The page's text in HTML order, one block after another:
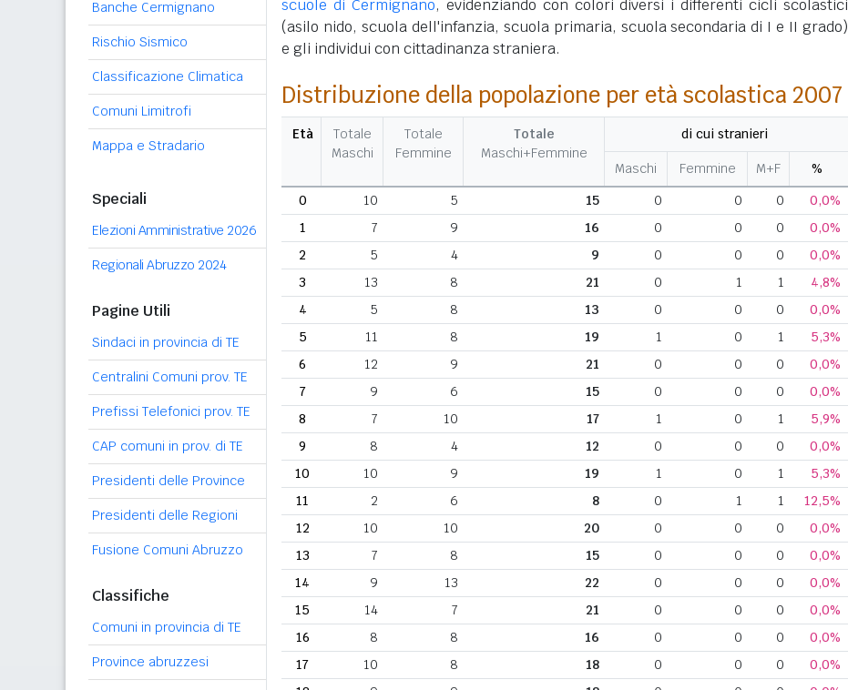
Banche Cermignano
Rischio Sismico
Classificazione Climatica
Comuni Limitrofi
Mappa e Stradario
Speciali
Elezioni Amministrative 2026
Regionali Abruzzo 2024
Pagine Utili
Sindaci in provincia di TE
Centralini Comuni prov. TE
Prefissi Telefonici prov. TE
CAP comuni in prov. di TE
Presidenti delle Province
Presidenti delle Regioni
Fusione Comuni Abruzzo
Classifiche
Comuni in provincia di TE
Province abruzzesi
scuole di Cermignano, evidenziando con colori diversi i differenti cicli scolastici
(asilo nido, scuola dell'infanzia, scuola primaria, scuola secondaria di I e II grado)
e gli individui con cittadinanza straniera.
Distribuzione della popolazione per età scolastica 2007
Età
Totale
Maschi
Totale
Femmine
Totale
Maschi+Femmine
di cui stranieri
Maschi Femmine M+F
%
0
10 5 15 0 0 0
0,0%
1
7 9 16 0 0 0
0,0%
2
5 4 9 0 0 0
0,0%
3
13 8 21 0 1 1
4,8%
4
5 8 13 0 0 0
0,0%
5
11 8 19 1 0 1
5,3%
6
12 9 21 0 0 0
0,0%
7
9 6 15 0 0 0
0,0%
8
7 10 17 1 0 1
5,9%
9
8 4 12 0 0 0
0,0%
10
10 9 19 1 0 1
5,3%
11
2 6 8 0 1 1
12,5%
12
10 10 20 0 0 0
0,0%
13
7 8 15 0 0 0
0,0%
14
9 13 22 0 0 0
0,0%
15
14 7 21 0 0 0
0,0%
16
8 8 16 0 0 0
0,0%
17
10 8 18 0 0 0
0,0%